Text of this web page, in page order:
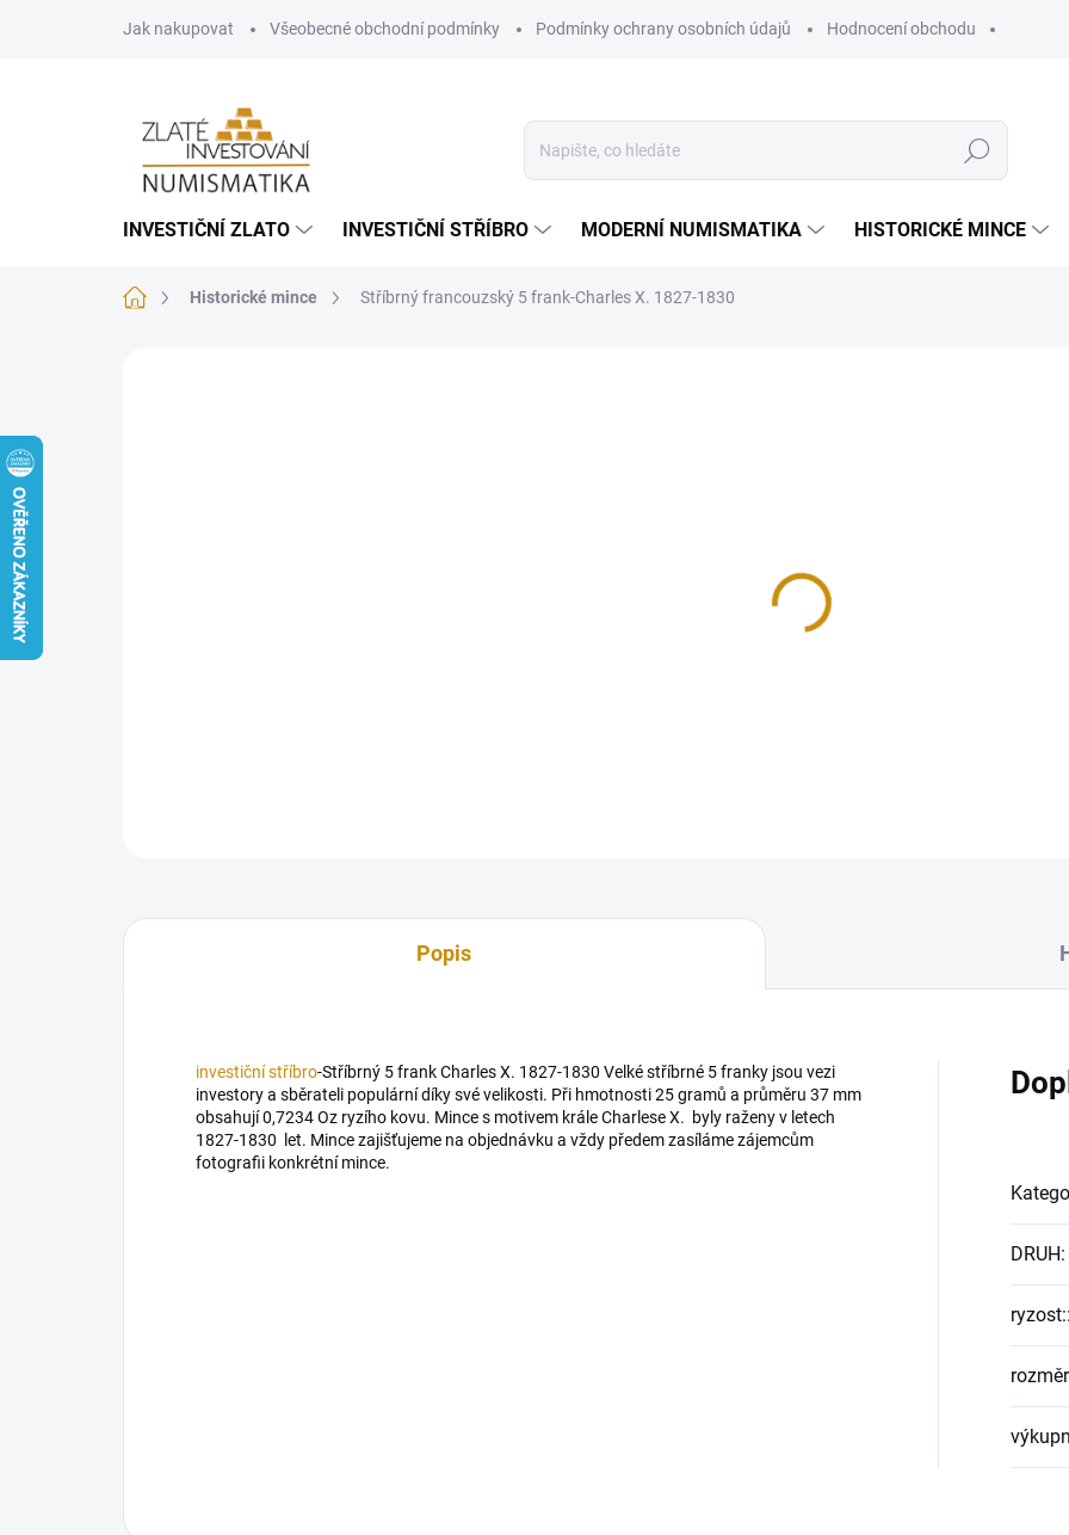
Jak nakupovat Všeobecné obchodní podmínky Podmínky ochrany osobních údajů Hodnocení obchodu
Hledat
INVESTIČNÍ ZLATO INVESTIČNÍ STŘÍBRO MODERNÍ NUMISMATIKA HISTORICKÉ MINCE
Domů Historické mince Stříbrný francouzský 5 frank-Charles X. 1827-1830
DETAILNÍ INFORMACE
Popis
investiční stříbro-Stříbrný 5 frank Charles X. 1827-1830 Velké stříbrné 5 franky jsou vezi
investory a sběrateli populární díky své velikosti. Při hmotnosti 25 gramů a průměru 37 mm
obsahují 0,7234 Oz ryzího kovu. Mince s motivem krále Charlese X. byly raženy v letech
1827-1830 let. Mince zajišťujeme na objednávku a vždy předem zasíláme zájemcům
fotografii konkrétní mince.
DRUH:
ryzost::